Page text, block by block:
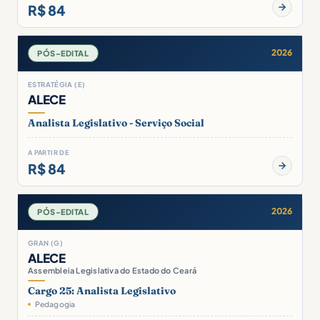
R$ 84
PÓS-EDITAL 2026
ESTRATÉGIA (E)
ALECE
Analista Legislativo - Serviço Social
A PARTIR DE
R$ 84
PÓS-EDITAL 2026
GRAN (G)
ALECE
Assembleia Legislativa do Estado do Ceará
Cargo 25: Analista Legislativo
Pedagogia